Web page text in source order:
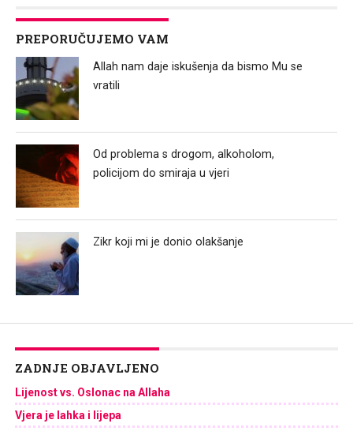
PREPORUČUJEMO VAM
Allah nam daje iskušenja da bismo Mu se
vratili
Od problema s drogom, alkoholom,
policijom do smiraja u vjeri
Zikr koji mi je donio olakšanje
ZADNJE OBJAVLJENO
Lijenost vs. Oslonac na Allaha
Vjera je lahka i lijepa